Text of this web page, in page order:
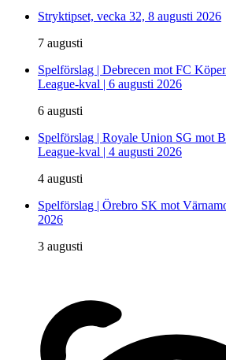
Stryktipset, vecka 32, 8 augusti 2026
7 augusti
Spelförslag | Debrecen mot FC
League-kval | 6 augusti 2026
6 augusti
Spelförslag | Royale Union SG mot
League-kval | 4 augusti 2026
4 augusti
Spelförslag | Örebro SK mot
2026
3 augusti